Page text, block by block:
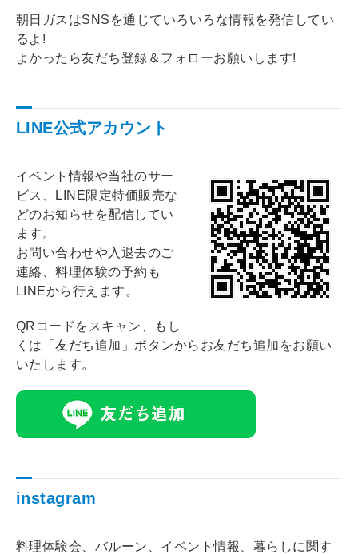
朝日ガスはSNSを通じていろいろな情報を発信してい
るよ!
よかったら友だち登録＆フォローお願いします!
LINE公式アカウント
イベント情報や当社のサー
ビス、LINE限定特価販売な
どのお知らせを配信してい
ます。
お問い合わせや入退去のご
連絡、料理体験の予約も
LINEから行えます。
QRコードをスキャン、もし
くは「友だち追加」ボタンからお友だち追加をお願い
いたします。
instagram
料理体験会、バルーン、イベント情報、暮らしに関す